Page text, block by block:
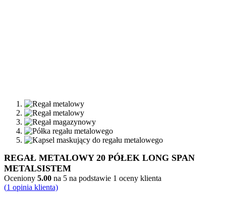
REGAŁ METALOWY 20 PÓŁEK LONG SPAN
METALSISTEM
Oceniony 5.00 na 5 na podstawie 1 oceny klienta
(1 opinia klienta)